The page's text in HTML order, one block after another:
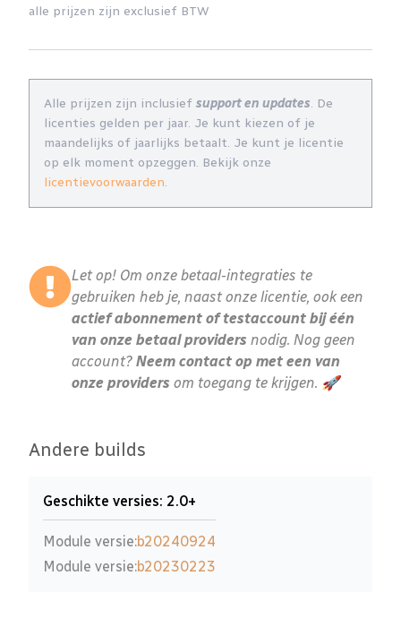
Let op! Om onze betaal-integraties te
gebruiken heb je, naast onze licentie, ook een
actief abonnement of testaccount bij één
van onze betaal providers nodig. Nog geen
account? Neem contact op met een van
onze providers om toegang te krijgen. 🚀
Andere builds
Geschikte versies: 2.0+
Module versie:b20240924
Module versie:b20230223
alle prijzen zijn exclusief BTW
Alle prijzen zijn inclusief support en updates. De
licenties gelden per jaar. Je kunt kiezen of je
maandelijks of jaarlijks betaalt. Je kunt je licentie
op elk moment opzeggen. Bekijk onze
licentievoorwaarden.